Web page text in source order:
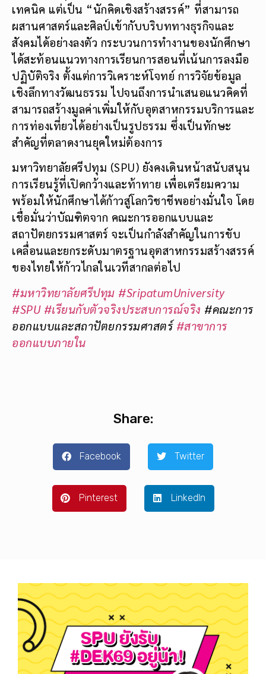
เทคนิค แต่เป็น “นักคิดเชิงสร้างสรรค์” ที่สามารถ
ผสานศาสตร์และศิลป์เข้ากับบริบททางธุรกิจและ
สังคมได้อย่างลงตัว กระบวนการทำงานของนักศึกษา
ได้สะท้อนแนวทางการเรียนการสอนที่เน้นการลงมือ
ปฏิบัติจริง ตั้งแต่การวิเคราะห์โจทย์ การวิจัยข้อมูล
เชิงลึกทางวัฒนธรรม ไปจนถึงการนำเสนอแนวคิดที่
สามารถสร้างมูลค่าเพิ่มให้กับอุตสาหกรรมบริการและ
การท่องเที่ยวได้อย่างเป็นรูปธรรม ซึ่งเป็นทักษะ
สำคัญที่ตลาดงานยุคใหม่ต้องการ
มหาวิทยาลัยศรีปทุม (SPU) ยังคงเดินหน้าสนับสนุน
การเรียนรู้ที่เปิดกว้างและท้าทาย เพื่อเตรียมความ
พร้อมให้นักศึกษาได้ก้าวสู่โลกวิชาชีพอย่างมั่นใจ โดย
เชื่อมั่นว่าบัณฑิตจาก คณะการออกแบบและ
สถาปัตยกรรมศาสตร์ จะเป็นกำลังสำคัญในการขับ
เคลื่อนและยกระดับมาตรฐานอุตสาหกรรมสร้างสรรค์
ของไทยให้ก้าวไกลในเวทีสากลต่อไป
#มหาวิทยาลัยศรีปทุม #SripatumUniversity
#SPU #เรียนกับตัวจริงประสบการณ์จริง #คณะการ
ออกแบบและสถาปัตยกรรมศาสตร์ #สาขาการ
ออกแบบภายใน
Share:
Facebook Twitter
Pinterest LinkedIn